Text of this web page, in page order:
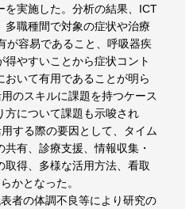
を実施した。分析の結果、ICT
職種間で対象の症状や治療
が容易であること、呼吸器疾
やすいことから症状コント
おいて有用であることが明ら
のスキルに課題を持つケース
方について課題も示唆され
する際の要因として、タイム
有、診療支援、情報収集・
得、多様な活用方法、看取
かとなった。
者の体調不良等により研究の